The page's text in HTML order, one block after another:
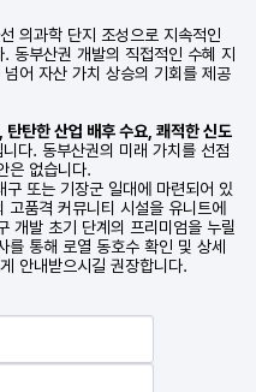
의과학 단지 조성으로 지속적인
동부산권 개발의 직접적인 수혜 지
어 자산 가치 상승의 기회를 제공
탄탄한 산업 배후 수요, 쾌적한 신도
다. 동부산권의 미래 가치를 선점
은 없습니다.
구 또는 기장군 일대에 마련되어 있
품격 커뮤니티 시설을 유니트에
개발 초기 단계의 프리미엄을 누릴
를 통해 로열 동호수 확인 및 상세
안내받으시길 권장합니다.